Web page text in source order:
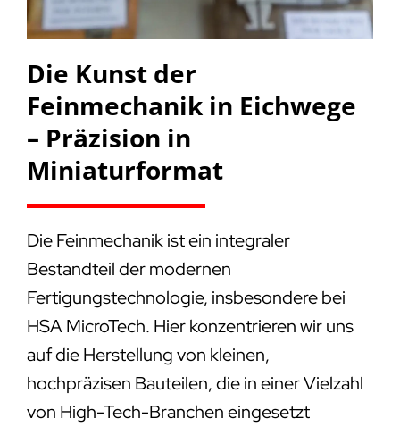
Die Kunst der
Feinmechanik in Eichwege
– Präzision in
Miniaturformat
Die Feinmechanik ist ein integraler
Bestandteil der modernen
Fertigungstechnologie, insbesondere bei
HSA MicroTech. Hier konzentrieren wir uns
auf die Herstellung von kleinen,
hochpräzisen Bauteilen, die in einer Vielzahl
von High-Tech-Branchen eingesetzt